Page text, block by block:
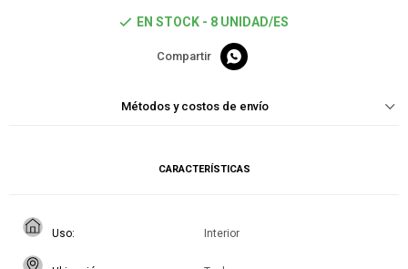
EN STOCK - 8 UNIDAD/ES

Métodos y costos de envío
CARACTERÍSTICAS
Uso Interior